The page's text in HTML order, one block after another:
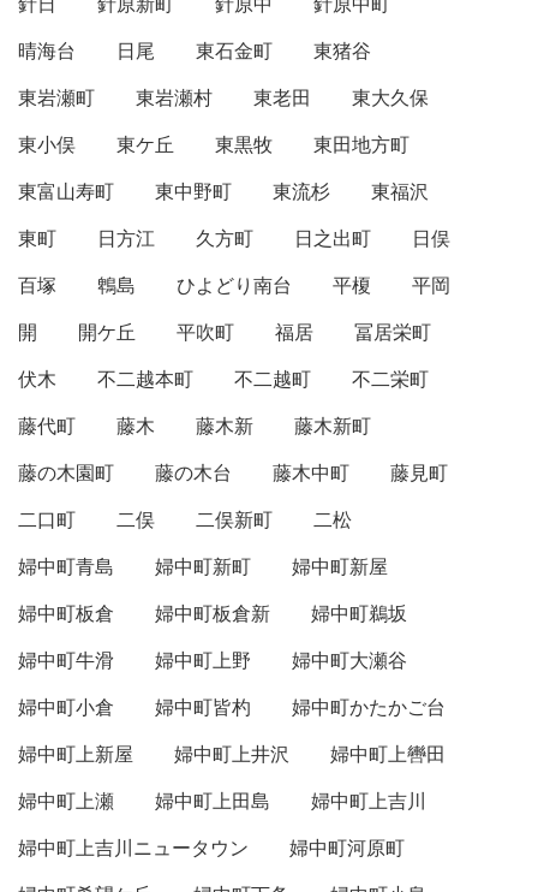
晴海台
日尾 東石金町
東猪谷
東岩瀬町
東岩瀬村 東老田
東大久保
東小俣
東ケ丘 東黒牧
東田地方町
東富山寿町
東中野町 東流杉
東福沢
東町
日方江 久方町 日之出町
日俣
百塚
鵯島 ひよどり南台 平榎
平岡
開
開ケ丘 平吹町 福居
冨居栄町
伏木
不二越本町 不二越町
不二栄町
藤代町
藤木 藤木新
藤木新町
藤の木園町
藤の木台 藤木中町
藤見町
二口町
二俣 二俣新町
二松
婦中町青島
婦中町新町
婦中町新屋
婦中町板倉
婦中町板倉新
婦中町鵜坂
婦中町牛滑
婦中町上野
婦中町大瀬谷
婦中町小倉
婦中町皆杓
婦中町かたかご台
婦中町上新屋
婦中町上井沢
婦中町上轡田
婦中町上瀬
婦中町上田島
婦中町上吉川
婦中町上吉川ニュータウン
婦中町河原町